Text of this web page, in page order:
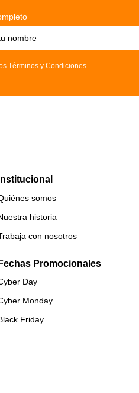
Términos y Condiciones
Institucional
somos
historia
con nosotros
Fechas Promocionales
Day
Monday
Friday